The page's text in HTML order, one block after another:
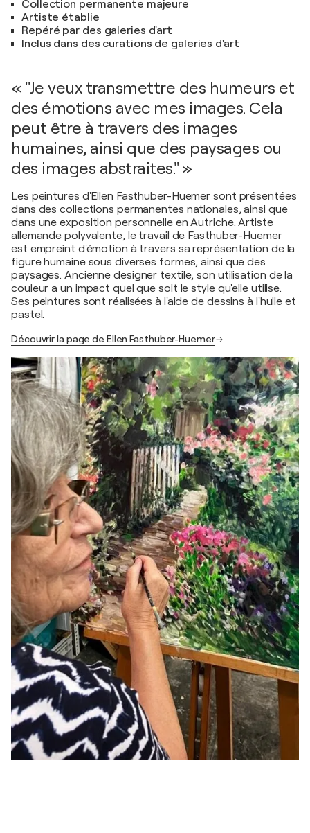
Collection permanente majeure
Artiste établie
Repéré par des galeries d'art
Inclus dans des curations de galeries d'art
« "Je veux transmettre des humeurs et
des émotions avec mes images. Cela
peut être à travers des images
humaines, ainsi que des paysages ou
des images abstraites." »
Les peintures d'Ellen Fasthuber-Huemer sont présentées
dans des collections permanentes nationales, ainsi que
dans une exposition personnelle en Autriche. Artiste
allemande polyvalente, le travail de Fasthuber-Huemer
est empreint d'émotion à travers sa représentation de la
figure humaine sous diverses formes, ainsi que des
paysages. Ancienne designer textile, son utilisation de la
couleur a un impact quel que soit le style qu'elle utilise.
Ses peintures sont réalisées à l'aide de dessins à l'huile et
pastel.
Découvrir la page de Ellen Fasthuber-Huemer